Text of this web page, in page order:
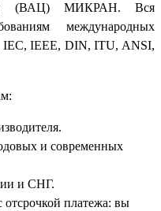
(ВАЦ) МИКРАН. Вся
международных
IEC, IEEE, DIN, ITU, ANSI,
и современных
и СНГ.
отсрочкой платежа: вы